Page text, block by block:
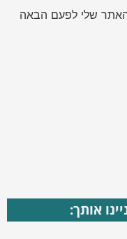
שלי לפעם הבאה
אותך: